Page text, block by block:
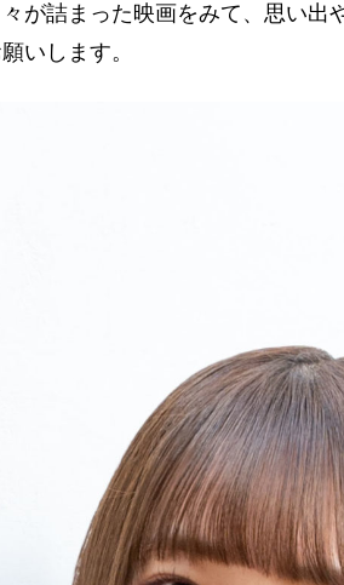
が詰まった映画をみて、思い出
いします。